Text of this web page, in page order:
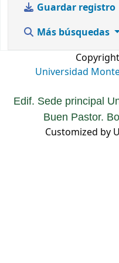
Guardar registro
Más búsquedas
Universidad
Edif. Sede principal
Buen Pastor.
Customized by